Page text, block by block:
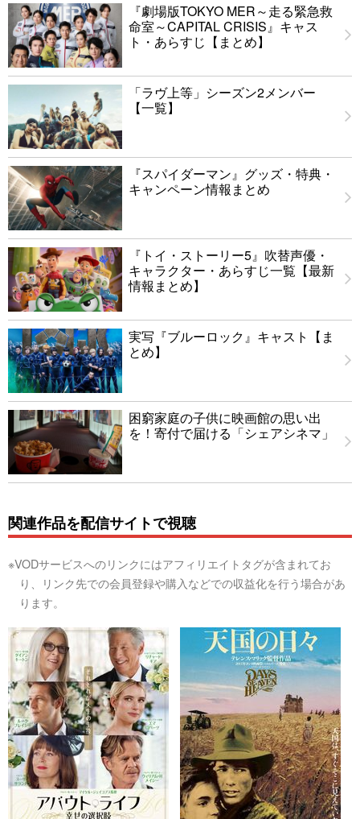
『劇場版TOKYO MER～走る緊急救
命室～CAPITAL CRISIS』キャス
ト・あらすじ【まとめ】
「ラヴ上等」シーズン2メンバー
【一覧】
『スパイダーマン』グッズ・特典・
キャンペーン情報まとめ
『トイ・ストーリー5』吹替声優・
キャラクター・あらすじ一覧【最新
情報まとめ】
実写『ブルーロック』キャスト【ま
とめ】
困窮家庭の子供に映画館の思い出
を！寄付で届ける「シェアシネマ」
関連作品を配信サイトで視聴
※VODサービスへのリンクにはアフィリエイトタグが含まれてお
り、リンク先での会員登録や購入などでの収益化を行う場合があ
ります。